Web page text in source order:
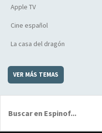
Apple TV
Cine español
La casa del dragón
VER MÁS TEMAS